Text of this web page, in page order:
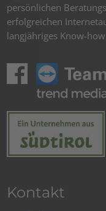
persönlichen
erfolgreichen
langjähriges Know-
Kontakt